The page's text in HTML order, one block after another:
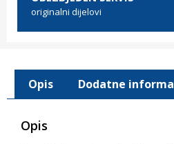
originalni dijelovi
Opis Dodatne
Opis